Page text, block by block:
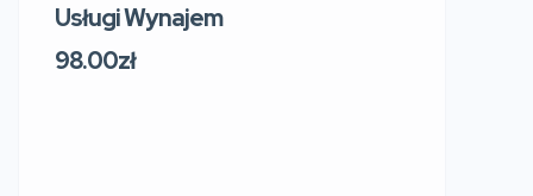
Usługi Wynajem
98.00zł